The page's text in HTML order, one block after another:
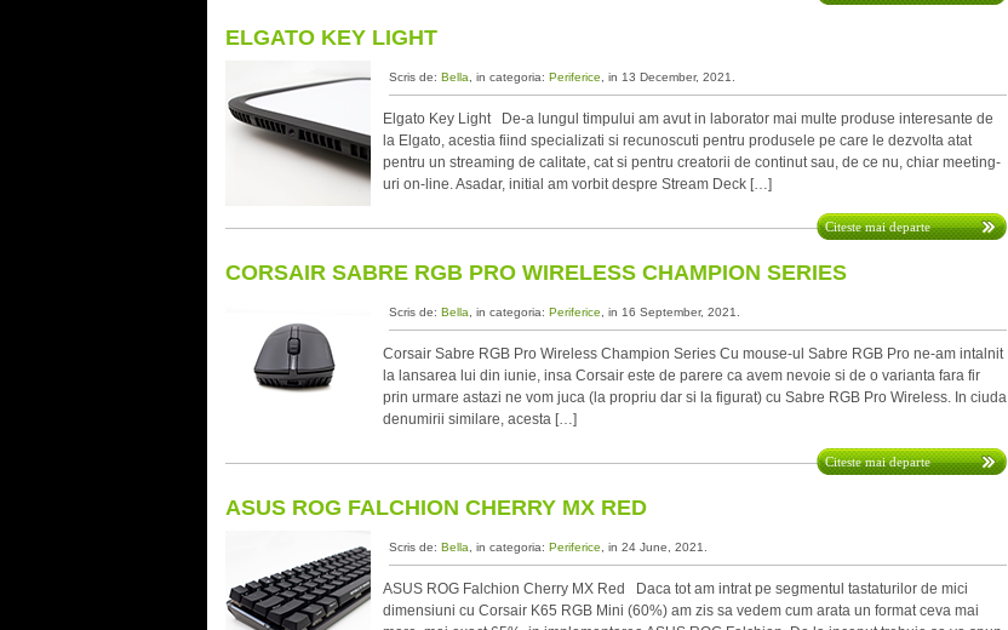
ELGATO KEY LIGHT
Scris de: Bella , in categoria: Periferice , in 13 December, 2021.
Elgato Key Light De-a lungul timpului am avut in laborator mai multe produse interesante de
la Elgato, acestia fiind specializati si recunoscuti pentru produsele pe care le dezvolta atat
pentru un streaming de calitate, cat si pentru creatorii de continut sau, de ce nu, chiar meeting-
uri on-line. Asadar, initial am vorbit despre Stream Deck […]
Citeste mai departe
CORSAIR SABRE RGB PRO WIRELESS CHAMPION SERIES
Scris de: Bella , in categoria: Periferice , in 16 September, 2021.
Corsair Sabre RGB Pro Wireless Champion Series Cu mouse-ul Sabre RGB Pro ne-am intalnit
la lansarea lui din iunie, insa Corsair este de parere ca avem nevoie si de o varianta fara fir
prin urmare astazi ne vom juca (la propriu dar si la figurat) cu Sabre RGB Pro Wireless. In ciuda
denumirii similare, acesta […]
Citeste mai departe
ASUS ROG FALCHION CHERRY MX RED
Scris de: Bella , in categoria: Periferice , in 24 June, 2021.
ASUS ROG Falchion Cherry MX Red Daca tot am intrat pe segmentul tastaturilor de mici
dimensiuni cu Corsair K65 RGB Mini (60%) am zis sa vedem cum arata un format ceva mai